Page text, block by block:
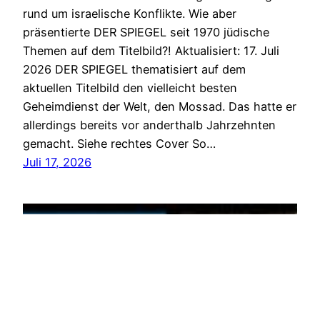
rund um israelische Konflikte. Wie aber
präsentierte DER SPIEGEL seit 1970 jüdische
Themen auf dem Titelbild?! Aktualisiert: 17. Juli
2026 DER SPIEGEL thematisiert auf dem
aktuellen Titelbild den vielleicht besten
Geheimdienst der Welt, den Mossad. Das hatte er
allerdings bereits vor anderthalb Jahrzehnten
gemacht. Siehe rechtes Cover So…
Juli 17, 2026